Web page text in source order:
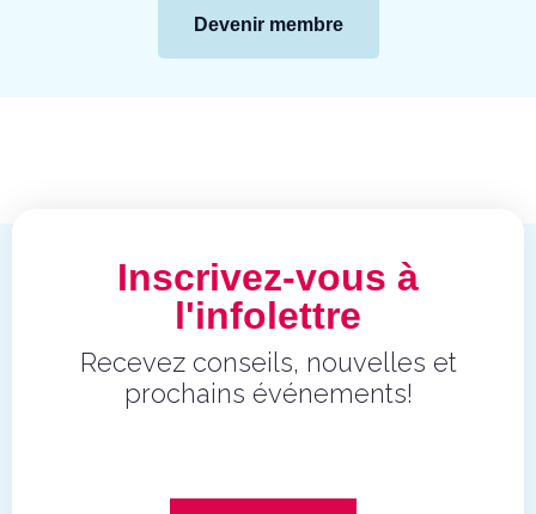
Devenir membre
Inscrivez-vous à
l'infolettre
Recevez conseils, nouvelles et
prochains événements!